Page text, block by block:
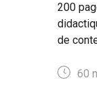
200
de
60